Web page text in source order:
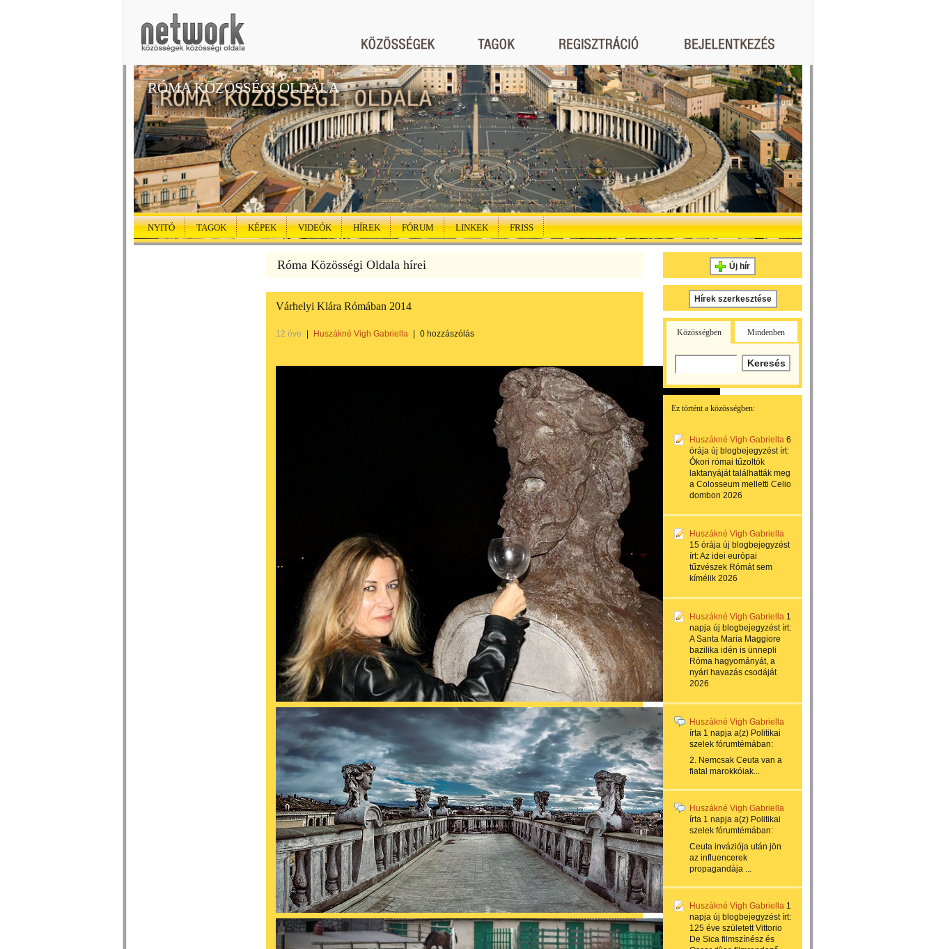
RÓMA KÖZÖSSÉGI OLDALA
NYITÓ TAGOK KÉPEK VIDEÓK HÍREK FÓRUM LINKEK FRISS
Róma Közösségi Oldala hírei
Várhelyi Klára Rómában 2014
12 éve Huszákné Vigh Gabriella 0 hozzászólás
Új hír
Hírek szerkesztése
Közösségben Mindenben
Ez történt a közösségben:
Huszákné Vigh Gabriella 6
órája új blogbejegyzést írt:
Ókori római tűzoltók
laktanyáját találhatták meg
a Colosseum melletti Celio
dombon 2026
Huszákné Vigh Gabriella
15 órája új blogbejegyzést
írt:Az idei európai
tűzvészek Rómát sem
kímélik 2026
Huszákné Vigh Gabriella 1
napja új blogbejegyzést írt:
A Santa Maria Maggiore
bazilika idén is ünnepli
Róma hagyományát, a
nyári havazás csodáját
2026
Huszákné Vigh Gabriella
írta 1 napja a(z) Politikai
szelek fórumtémában:
2. Nemcsak Ceuta van a
fiatal marokkóiak...
Huszákné Vigh Gabriella
írta 1 napja a(z) Politikai
szelek fórumtémában:
Ceuta inváziója után jön
az influencerek
propagandája ...
Huszákné Vigh Gabriella 1
napja új blogbejegyzést írt:
125 éve született Vittorio
De Sica filmszínész és